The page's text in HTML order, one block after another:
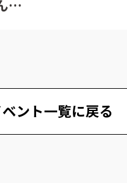
…
ント一覧に戻る